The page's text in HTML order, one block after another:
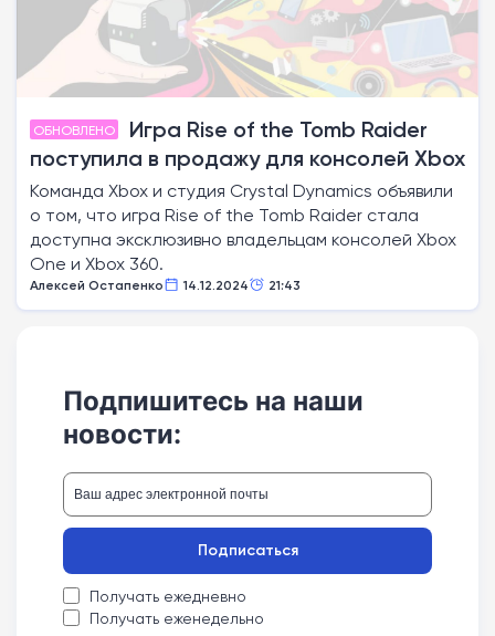
ОБНОВЛЕНО
Игра Rise of the Tomb Raider
поступила в продажу для консолей Xbox
Команда Xbox и студия Crystal Dynamics объявили
о том, что игра Rise of the Tomb Raider стала
доступна эксклюзивно владельцам консолей Xbox
One и Xbox 360.
Алексей Остапенко 14.12.2024 21:43
Подпишитесь на наши
новости:
Получать ежедневно
Получать еженедельно
Подписаться